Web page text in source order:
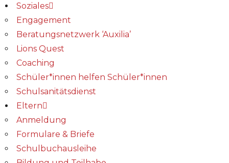
Soziales
Engagement
Beratungsnetzwerk ‘Auxilia’
Lions Quest
Coaching
Schüler*innen helfen Schüler*innen
Schulsanitätsdienst
Eltern
Anmeldung
Formulare & Briefe
Schulbuchausleihe